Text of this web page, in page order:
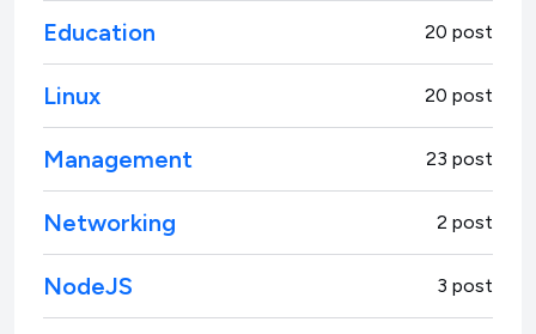
Education 20 post
Linux 20 post
Management 23 post
Networking 2 post
NodeJS 3 post